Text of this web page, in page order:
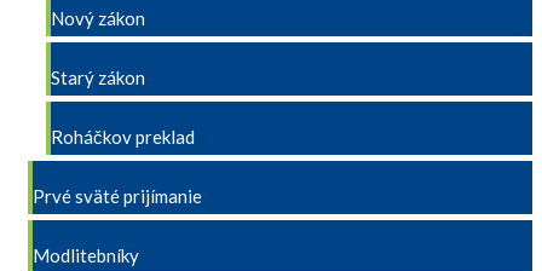
Nový zákon
Starý zákon
Roháčkov preklad
Prvé sväté prijímanie
Modlitebníky